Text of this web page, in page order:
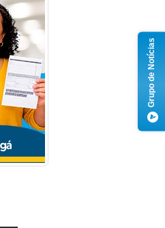
Grupo de Notícias